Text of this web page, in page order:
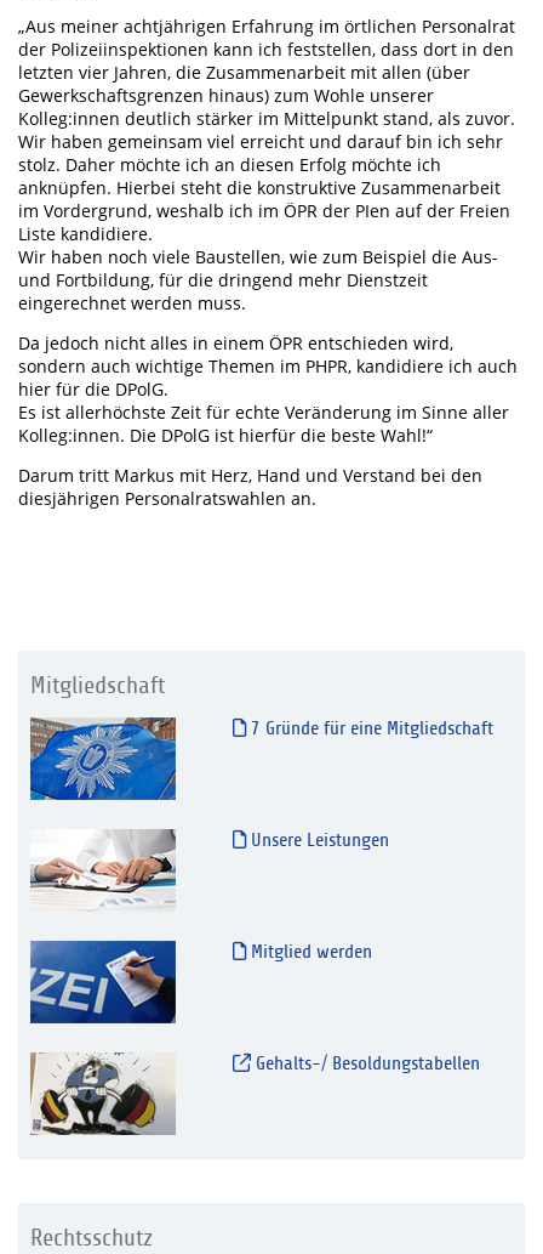
„Aus meiner achtjährigen Erfahrung im örtlichen Personalrat
der Polizeiinspektionen kann ich feststellen, dass dort in den
letzten vier Jahren, die Zusammenarbeit mit allen (über
Gewerkschaftsgrenzen hinaus) zum Wohle unserer
Kolleg:innen deutlich stärker im Mittelpunkt stand, als zuvor.
Wir haben gemeinsam viel erreicht und darauf bin ich sehr
stolz. Daher möchte ich an diesen Erfolg möchte ich
anknüpfen. Hierbei steht die konstruktive Zusammenarbeit
im Vordergrund, weshalb ich im ÖPR der PIen auf der Freien
Liste kandidiere.
Wir haben noch viele Baustellen, wie zum Beispiel die Aus-
und Fortbildung, für die dringend mehr Dienstzeit
eingerechnet werden muss.
Da jedoch nicht alles in einem ÖPR entschieden wird,
sondern auch wichtige Themen im PHPR, kandidiere ich auch
hier für die DPolG.
Es ist allerhöchste Zeit für echte Veränderung im Sinne aller
Kolleg:innen. Die DPolG ist hierfür die beste Wahl!“
Darum tritt Markus mit Herz, Hand und Verstand bei den
diesjährigen Personalratswahlen an.
Mitgliedschaft
7 Gründe für eine Mitgliedschaft
Unsere Leistungen
Mitglied werden
Gehalts-/ Besoldungstabellen
Rechtsschutz